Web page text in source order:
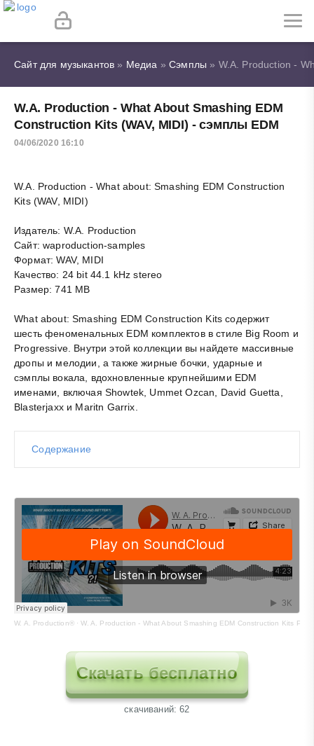
Сайт для музыкантов » Медиа »Сэмплы » W.A. Production -
W.A. Production - What About Smashing EDM
Construction Kits (WAV, MIDI) - сэмплы EDM
04/06/2020 16:10
W.A. Production - What аbout: Smashing EDM Construction
Kits (WAV, MIDI)
Издатель: W.A. Production
Сайт: waproduction-samples
Формат: WAV, MIDI
Качество: 24 bit 44.1 kHz stereo
Размер: 741 MB
What аbout: Smashing EDM Construction Kits содержит
шесть феноменальных EDM комплектов в стиле Big Room и
Progressive. Внутри этой коллекции вы найдете массивные
дропы и мелодии, а также жирные бочки, ударные и
сэмплы вокала, вдохновленные крупнейшими EDM
именами, включая Showtek, Ummet Ozcan, David Guetta,
Blasterjaxx и Maritn Garrix.
Содержание
W. A. Production®·W. A. Production - What About Smashing EDM Construction Kits
Скачать бесплатно
cкачиваний: 62